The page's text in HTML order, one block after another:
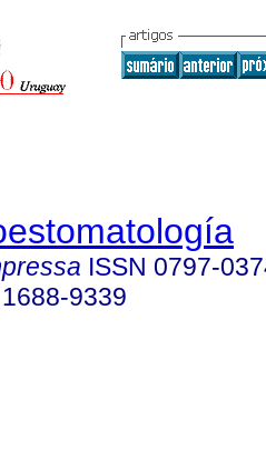
ISSN 0797-
1688-9339